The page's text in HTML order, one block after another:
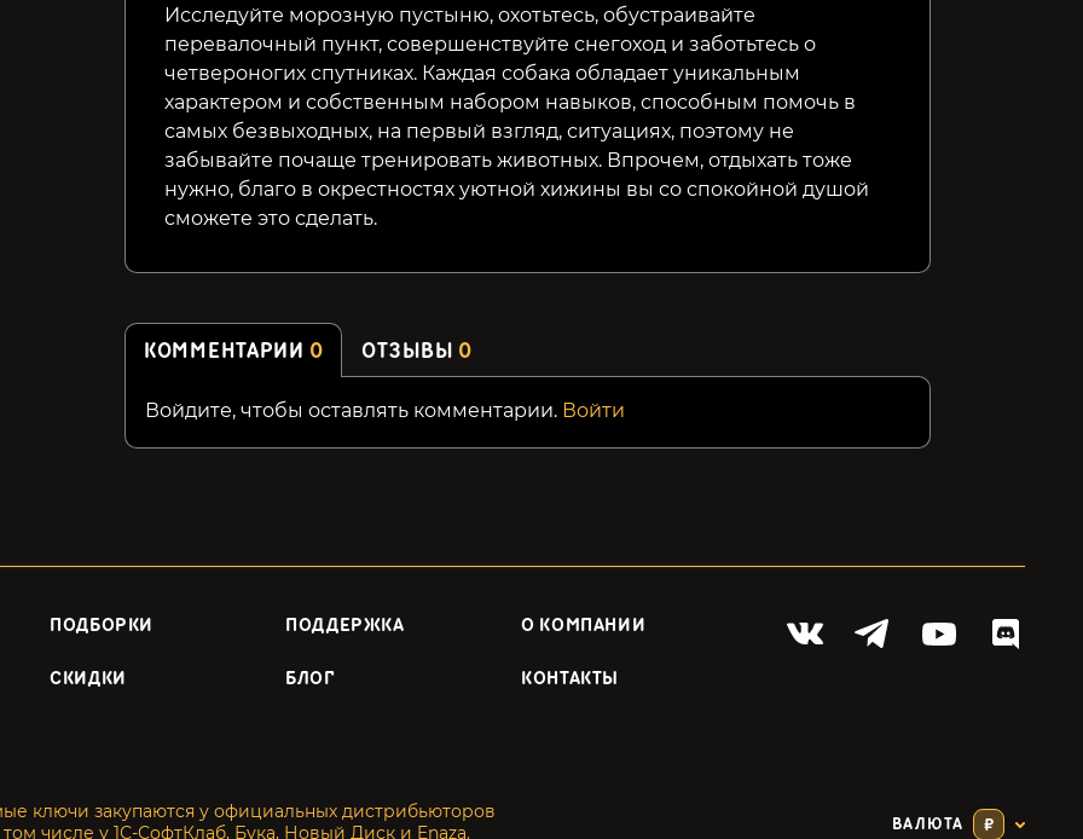
Исследуйте морозную пустыню, охотьтесь, обустраивайте
перевалочный пункт, совершенствуйте снегоход и заботьтесь о
четвероногих спутниках. Каждая собака обладает уникальным
характером и собственным набором навыков, способным помочь в
самых безвыходных, на первый взгляд, ситуациях, поэтому не
забывайте почаще тренировать животных. Впрочем, отдыхать тоже
нужно, благо в окрестностях уютной хижины вы со спокойной душой
сможете это сделать.
КОММЕНТАРИИ 0 ОТЗЫВЫ 0
Войдите, чтобы оставлять комментарии. Войти
ПОДБОРКИ ПОДДЕРЖКА О КОМПАНИИ
СКИДКИ БЛОГ КОНТАКТЫ
ключи закупаются у официальных дистрибьюторов
числе у 1С-СофтКлаб, Бука, Новый Диск и Enaza.
ВАЛЮТА ₽